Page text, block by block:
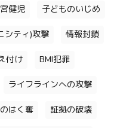
健児 子どものいじめ
シティ)攻撃 情報封鎖
付け BMI犯罪
ライフラインへの攻撃
はく奪 証拠の破壊